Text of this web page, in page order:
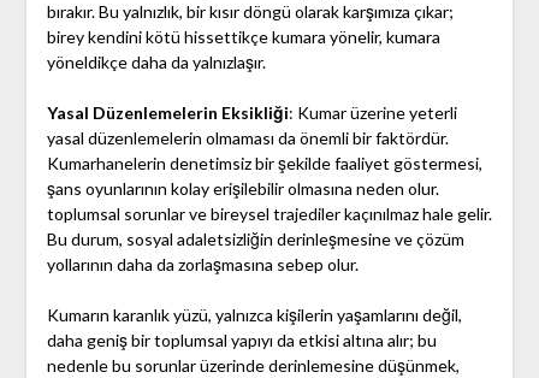
bırakır. Bu yalnızlık, bir kısır döngü olarak karşımıza çıkar;
birey kendini kötü hissettikçe kumara yönelir, kumara
yöneldikçe daha da yalnızlaşır.
Yasal Düzenlemelerin Eksikliği: Kumar üzerine yeterli
yasal düzenlemelerin olmaması da önemli bir faktördür.
Kumarhanelerin denetimsiz bir şekilde faaliyet göstermesi,
şans oyunlarının kolay erişilebilir olmasına neden olur.
toplumsal sorunlar ve bireysel trajediler kaçınılmaz hale gelir.
Bu durum, sosyal adaletsizliğin derinleşmesine ve çözüm
yollarının daha da zorlaşmasına sebep olur.
Kumarın karanlık yüzü, yalnızca kişilerin yaşamlarını değil,
daha geniş bir toplumsal yapıyı da etkisi altına alır; bu
nedenle bu sorunlar üzerinde derinlemesine düşünmek,